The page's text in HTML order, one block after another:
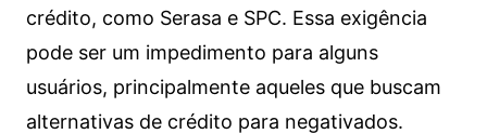
crédito, como Serasa e SPC. Essa exigência
pode ser um impedimento para alguns
usuários, principalmente aqueles que buscam
alternativas de crédito para negativados.